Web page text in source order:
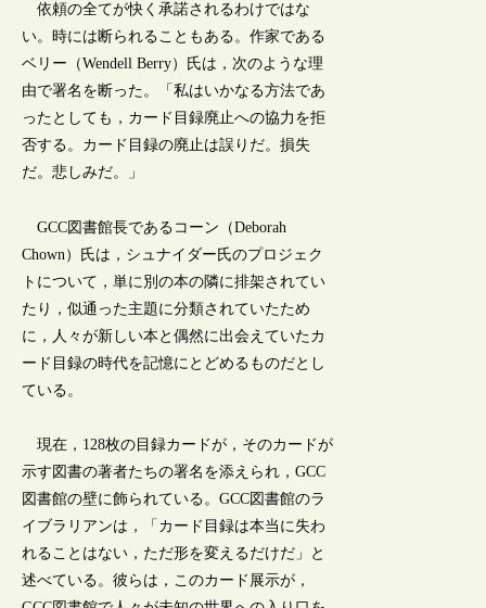
依頼の全てが快く承諾されるわけではな
い。時には断られることもある。作家である
ベリー（Wendell Berry）氏は，次のような理
由で署名を断った。「私はいかなる方法であ
ったとしても，カード目録廃止への協力を拒
否する。カード目録の廃止は誤りだ。損失
だ。悲しみだ。」
GCC図書館長であるコーン（Deborah
Chown）氏は，シュナイダー氏のプロジェク
トについて，単に別の本の隣に排架されてい
たり，似通った主題に分類されていたため
に，人々が新しい本と偶然に出会えていたカ
ード目録の時代を記憶にとどめるものだとし
ている。
現在，128枚の目録カードが，そのカードが
示す図書の著者たちの署名を添えられ，GCC
図書館の壁に飾られている。GCC図書館のラ
イブラリアンは，「カード目録は本当に失わ
れることはない，ただ形を変えるだけだ」と
述べている。彼らは，このカード展示が，